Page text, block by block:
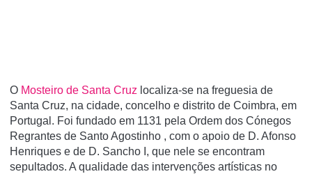
O Mosteiro de Santa Cruz localiza-se na freguesia de
Santa Cruz, na cidade, concelho e distrito de Coimbra, em
Portugal. Foi fundado em 1131 pela Ordem dos Cónegos
Regrantes de Santo Agostinho , com o apoio de D. Afonso
Henriques e de D. Sancho I, que nele se encontram
sepultados. A qualidade das intervenções artí­sticas no